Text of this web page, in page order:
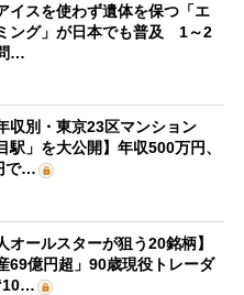
イスを使わず遺体を保つ「エ
ング」が日本でも普及 1～2
…
収別・東京23区マンション
駅」を大公開】年収500万円、
で…
オールスターが狙う20銘柄】
69億円超」90歳現役トレーダ